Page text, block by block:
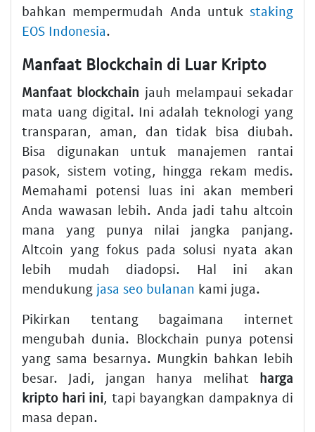
bahkan mempermudah Anda untuk staking
EOS Indonesia.
Manfaat Blockchain di Luar Kripto
Manfaat blockchain jauh melampaui sekadar
mata uang digital. Ini adalah teknologi yang
transparan, aman, dan tidak bisa diubah.
Bisa digunakan untuk manajemen rantai
pasok, sistem voting, hingga rekam medis.
Memahami potensi luas ini akan memberi
Anda wawasan lebih. Anda jadi tahu altcoin
mana yang punya nilai jangka panjang.
Altcoin yang fokus pada solusi nyata akan
lebih mudah diadopsi. Hal ini akan
mendukung jasa seo bulanan kami juga.
Pikirkan tentang bagaimana internet
mengubah dunia. Blockchain punya potensi
yang sama besarnya. Mungkin bahkan lebih
besar. Jadi, jangan hanya melihat harga
kripto hari ini, tapi bayangkan dampaknya di
masa depan.